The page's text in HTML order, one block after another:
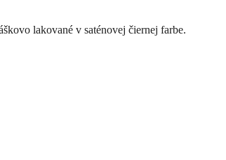
lakované v saténovej čiernej farbe.